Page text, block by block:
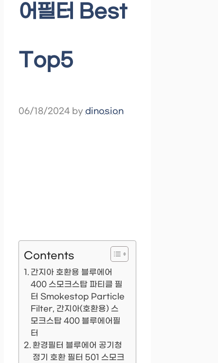
어필터 Best
Top5
06/18/2024 by dinosion
Contents
간지아 호환용 블루에어
400 스모크스탑 파티클 필
터 Smokestop Particle
Filter, 간지아(호환용) 스
모크스탑 400 블루에어필
터
환경필터 블루에어 공기청
정기 호환 필터 501 스모크